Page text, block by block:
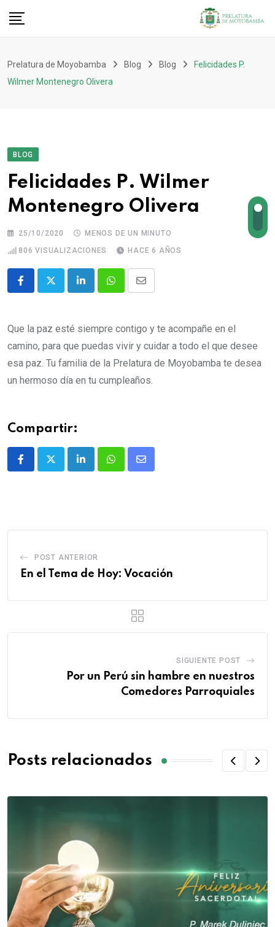
Prelatura de Moyobamba Blog Blog
Felicidades P.
Wilmer Montenegro Olivera
BLOG
Felicidades P. Wilmer
Montenegro Olivera
25/10/2020
MENOS DE UN MINUTO
806 VISUALIZACIONES HACE 6 AÑOS
Que la paz esté siempre contigo y te acompañe en el
camino, para que puedas vivir y cuidar a todo el que desee
esa paz. Tu familia de la Prelatura de Moyobamba te desea
un hermoso día en tu cumpleaños.
Compartir:
POST ANTERIOR
En el Tema de Hoy: Vocación
SIGUIENTE POST
Por un Perú sin hambre en nuestros
Comedores Parroquiales
Posts relacionados